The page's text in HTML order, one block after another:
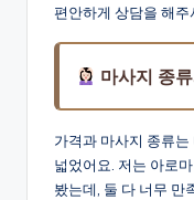
편안하게 상담을 해주
마사지 종
가격과 마사지 종류
넓었어요. 저는 아로
봤는데, 둘 다 너무 만